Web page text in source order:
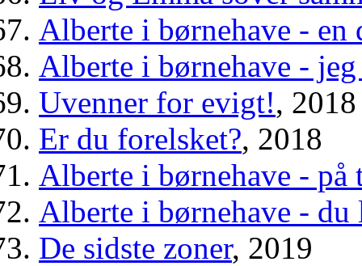
Alberte i børnehave - en
Alberte i børnehave -
Uvenner for evigt!, 2018
Er du forelsket?, 2018
Alberte i børnehave - på
Alberte i børnehave -
De sidste zoner, 2019